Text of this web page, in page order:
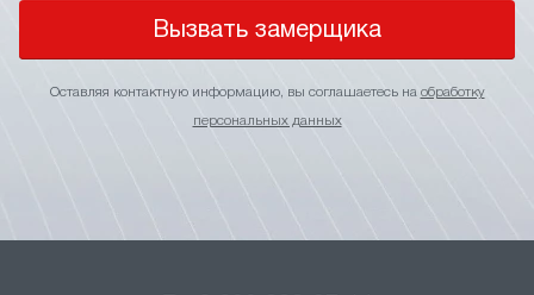
Вызвать замерщика
Оставляя контактную информацию, вы соглашаетесь на обработку
персональных данных